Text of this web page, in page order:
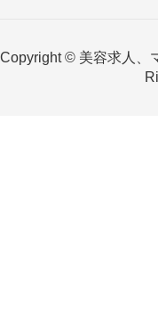
Copyright © 美容求人、